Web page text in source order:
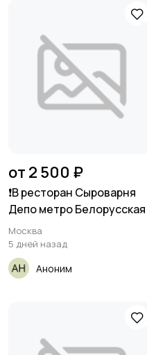
от 2 500 ₽
❗️В ресторан Сыроварня
Депо метро Белорусская
Москва
5 дней назад
Аноним